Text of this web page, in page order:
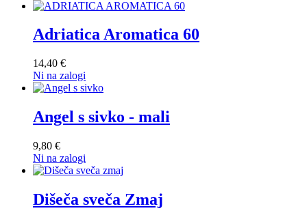
Adriatica Aromatica 60
14,40 €
Ni na zalogi
Angel s sivko - mali
9,80 €
Ni na zalogi
Dišeča sveča Zmaj